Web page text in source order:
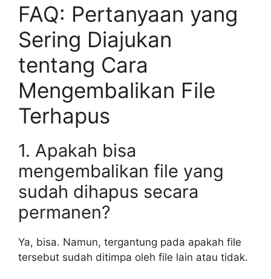
FAQ: Pertanyaan yang
Sering Diajukan
tentang Cara
Mengembalikan File
Terhapus
1. Apakah bisa
mengembalikan file yang
sudah dihapus secara
permanen?
Ya, bisa. Namun, tergantung pada apakah file
tersebut sudah ditimpa oleh file lain atau tidak.